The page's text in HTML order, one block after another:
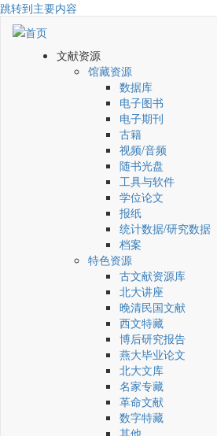
跳转到主要内容
文献资源
馆藏资源
数据库
电子图书
电子期刊
古籍
视频/音频
随书光盘
工具与软件
学位论文
报纸
统计数据/研究数据
档案
特色资源
古文献资源库
北大讲座
晚清民国文献
西文特藏
博后研究报告
燕大毕业论文
北大文库
名家专藏
革命文献
数字特藏